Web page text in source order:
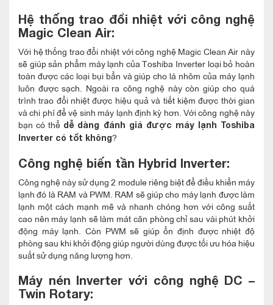
Hệ thống trao đổi nhiệt với công nghệ
Magic Clean Air:
Với hệ thống trao đổi nhiệt với công nghệ Magic Clean Air này
sẽ giúp sản phẩm máy lạnh của Toshiba Inverter loại bỏ hoàn
toàn được các loại bụi bẩn và giúp cho lá nhôm của máy lạnh
luôn được sạch. Ngoài ra công nghệ này còn giúp cho quá
trình trao đổi nhiệt được hiệu quả và tiết kiệm được thời gian
và chi phí để vệ sinh máy lạnh định kỳ hơn. Với công nghệ này
bạn có thể dễ dàng đánh giá được máy lạnh Toshiba
Inverter có tốt không?
Công nghệ biến tần Hybrid Inverter:
Công nghệ này sử dụng 2 module riêng biệt để điều khiển máy
lạnh đó là RAM và PWM. RAM sẽ giúp cho máy lạnh được làm
lạnh một cách mạnh mẽ và nhanh chóng hơn với công suất
cao nên máy lạnh sẽ làm mát căn phòng chỉ sau vài phút khởi
động máy lạnh. Còn PWM sẽ giúp ổn định được nhiệt độ
phòng sau khi khởi động giúp người dùng được tối ưu hóa hiệu
suất sử dụng năng lượng hơn.
Máy nén Inverter với công nghệ DC –
Twin Rotary: